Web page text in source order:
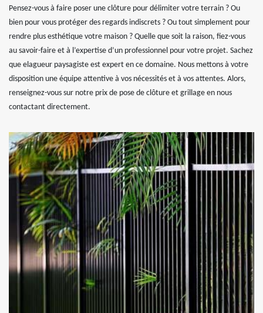
Pensez-vous à faire poser une clôture pour délimiter votre terrain ? Ou
bien pour vous protéger des regards indiscrets ? Ou tout simplement pour
rendre plus esthétique votre maison ? Quelle que soit la raison, fiez-vous
au savoir-faire et à l’expertise d’un professionnel pour votre projet. Sachez
que elagueur paysagiste est expert en ce domaine. Nous mettons à votre
disposition une équipe attentive à vos nécessités et à vos attentes. Alors,
renseignez-vous sur notre prix de pose de clôture et grillage en nous
contactant directement.